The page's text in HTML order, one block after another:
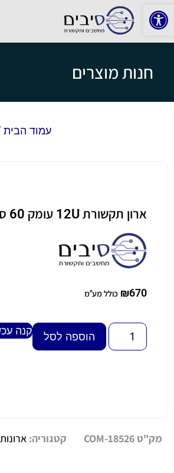
פתח סרגל נגישות
חנות מוצרים
עמוד הבית
ארון תקשורת 12U עומק 60 ס"מ
₪670 כולל מע"מ
הוספה לסל קנה
מק"ט COM-18526 קטגוריה: